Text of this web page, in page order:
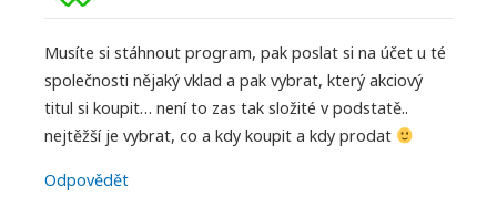
Musíte si stáhnout program, pak poslat si na účet u té
společnosti nějaký vklad a pak vybrat, který akciový
titul si koupit… není to zas tak složité v podstatě..
nejtěžší je vybrat, co a kdy koupit a kdy prodat
Odpovědět